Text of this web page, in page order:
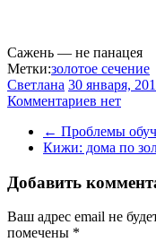
Сажень — не панацея
Метки:золотое сечение
Светлана 30 января,
Комментариев нет
← Проблемы
Кижи: дома по
Добавить
Ваш адрес email не
помечены *